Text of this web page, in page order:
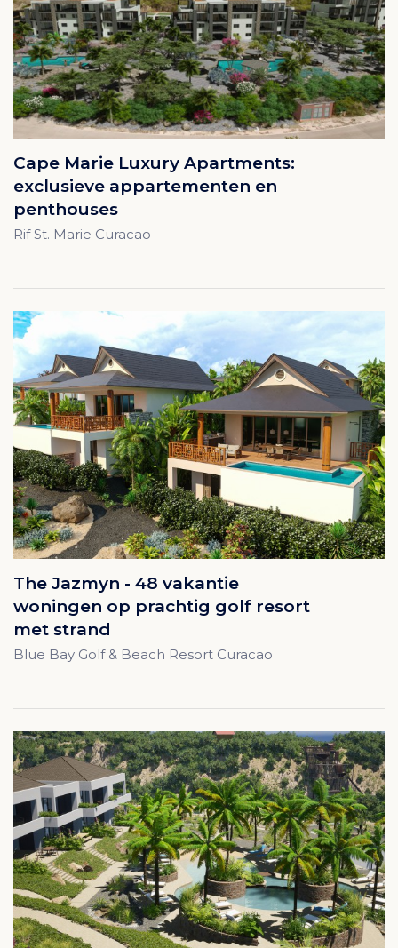
Cape Marie Luxury Apartments:
exclusieve appartementen en
penthouses
Rif St. Marie Curacao
The Jazmyn - 48 vakantie
woningen op prachtig golf resort
met strand
Blue Bay Golf & Beach Resort Curacao